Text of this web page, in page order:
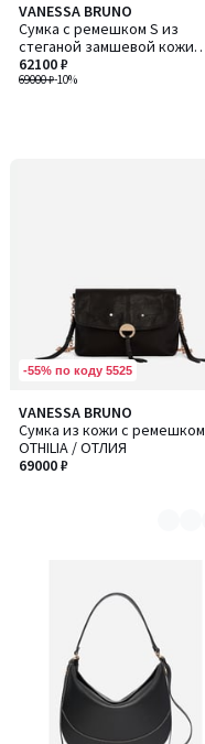
VANESSA BRUNO
Сумка с ремешком S из
стеганой замшевой кожи
MOON / МУН
69000 ₽-10%
62100 ₽
-55% по коду 5525
VANESSA BRUNO
Сумка из кожи с ремешком
OTHILIA / ОТЛИЯ
69000 ₽
Количество
цветов:
2